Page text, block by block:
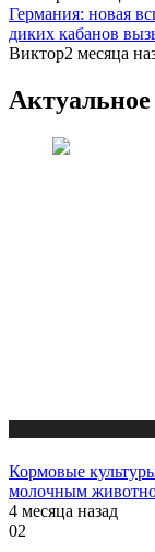
Германия: новая
диких кабанов
Виктор2 месяца
Актуальное
Кормовые
молочным
4 месяца назад
02